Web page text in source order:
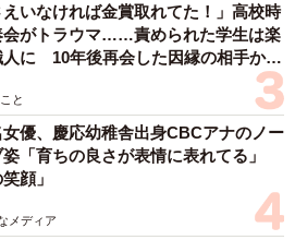
響（提供画像）
なみの仕事への影響」を調べたと
みが自由である職場は、応募意欲
は、全体で51.3％、学生に限定す
以上高くなったほか、「服装・
職場は、働くモチベーションが上
51.0％に対し、学生では59.3％
えいなければ金賞取れてた！」高校時
会がトラウマ……責められた学生は楽
人に 10年後再会した因縁の相手から
と
優、慶応幼稚舎出身CBCアナのノー
「育ちの良さが表情に表れてる」
顔」
メディア